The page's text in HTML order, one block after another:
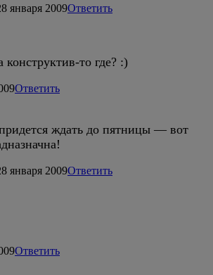
января 2009Ответить
то где? :)
Ответить
ждать до пятницы — вот
января 2009Ответить
Ответить